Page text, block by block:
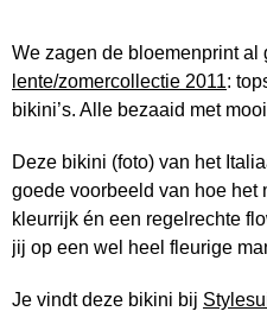
We zagen de bloemenprint al
lente/zomercollectie 2011:
bikini’s. Alle bezaaid met
Deze bikini (foto) van het
goede voorbeeld van hoe het
kleurrijk én een regelrechte
jij op een wel heel fleurige
Je vindt deze bikini bij